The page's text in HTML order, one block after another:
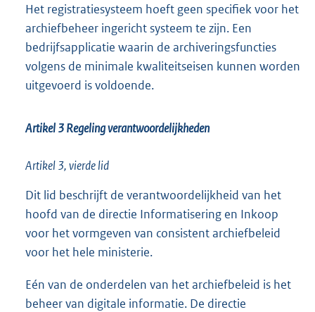
Het registratiesysteem hoeft geen specifiek voor het
archiefbeheer ingericht systeem te zijn. Een
bedrijfsapplicatie waarin de archiveringsfuncties
volgens de minimale kwaliteitseisen kunnen worden
uitgevoerd is voldoende.
Artikel 3 Regeling verantwoordelijkheden
Artikel 3, vierde lid
Dit lid beschrijft de verantwoordelijkheid van het
hoofd van de directie Informatisering en Inkoop
voor het vormgeven van consistent archiefbeleid
voor het hele ministerie.
Eén van de onderdelen van het archiefbeleid is het
beheer van digitale informatie. De directie